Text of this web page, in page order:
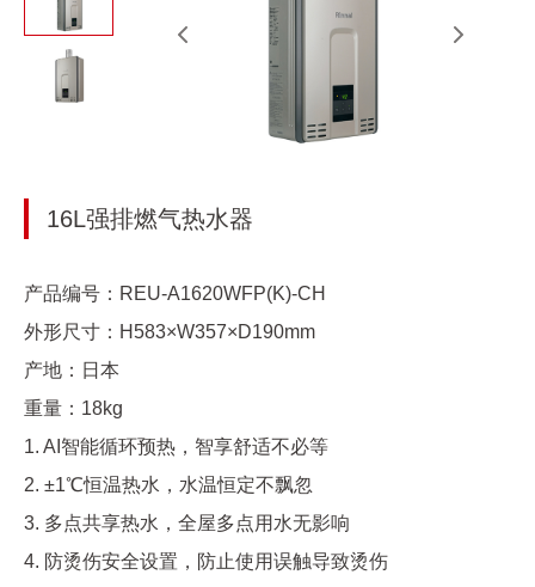
16L强排燃气热水器
产品编号：REU-A1620WFP(K)-CH
外形尺寸：H583×W357×D190mm
产地：日本
重量：18kg
1. AI智能循环预热，智享舒适不必等
2. ±1℃恒温热水，水温恒定不飘忽
3. 多点共享热水，全屋多点用水无影响
4. 防烫伤安全设置，防止使用误触导致烫伤